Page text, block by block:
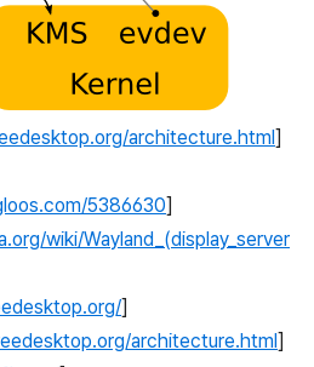
architecture.html]
5386630]
wiki/Wayland_(display_server
]
architecture.html]